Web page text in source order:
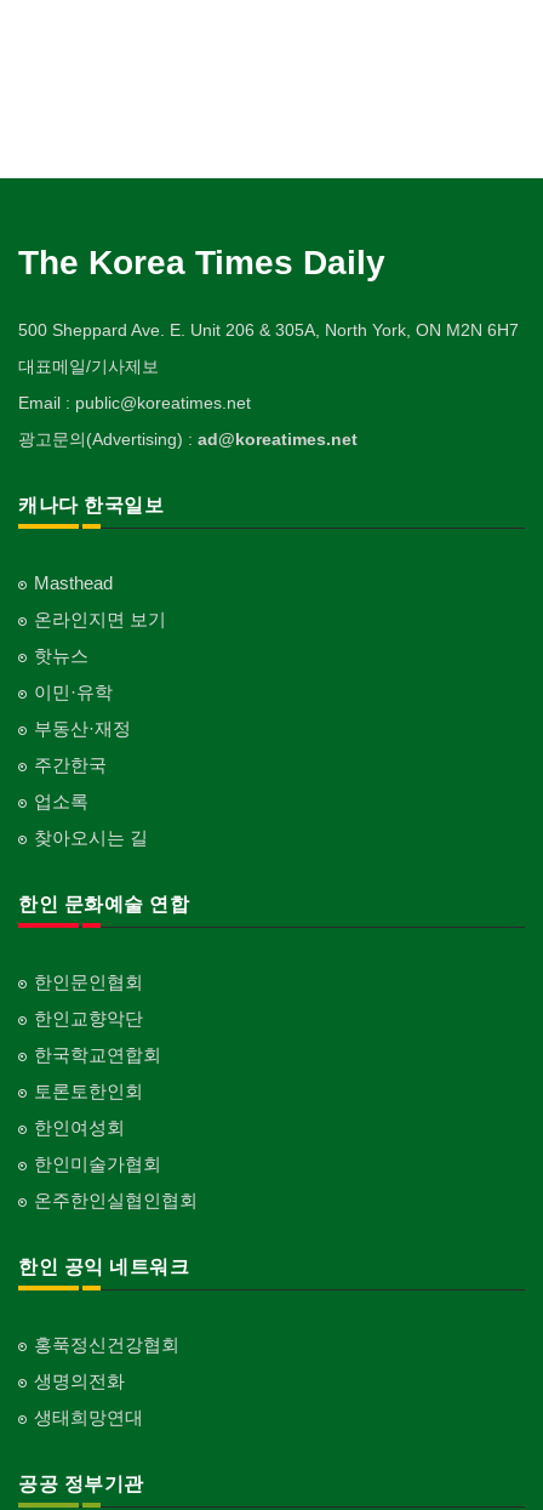
The Korea Times Daily
500 Sheppard Ave. E. Unit 206 & 305A, North York, ON M2N 6H7
대표메일/기사제보
Email : public@koreatimes.net
광고문의(Advertising) : ad@koreatimes.net
캐나다 한국일보
Masthead
온라인지면 보기
핫뉴스
이민·유학
부동산·재정
주간한국
업소록
찾아오시는 길
한인 문화예술 연합
한인문인협회
한인교향악단
한국학교연합회
토론토한인회
한인여성회
한인미술가협회
온주한인실협인협회
한인 공익 네트워크
홍푹정신건강협회
생명의전화
생태희망연대
공공 정부기관